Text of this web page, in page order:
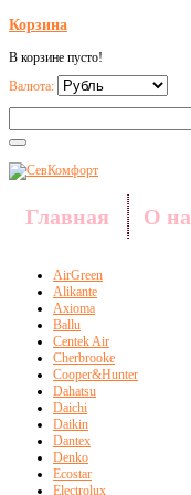
Корзина
В корзине пусто!
Валюта:
Главная О
AirGreen
Alikante
Axioma
Ballu
Centek Air
Cherbrooke
Cooper&Hunter
Dahatsu
Daichi
Daikin
Dantex
Denko
Ecostar
Electrolux